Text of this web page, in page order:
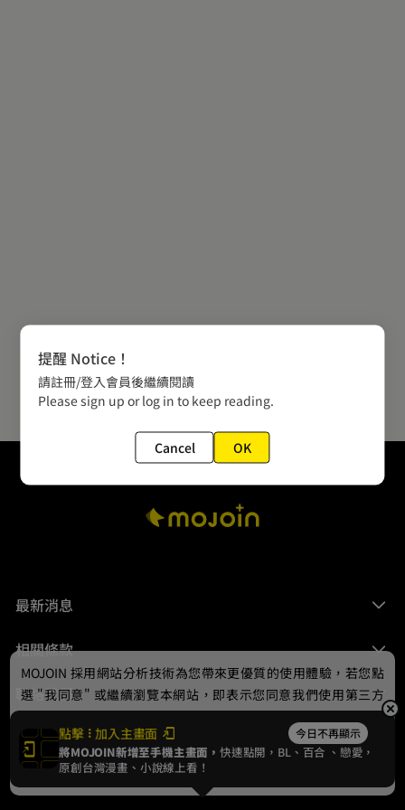
最新消息
相關條款
聯絡我們
© 2024 gamania Digital Entertainment Co., Ltd.
點擊 加入主畫面 今日不再顯示
將MOJOIN新增至手機主畫面，快速點開，BL、 百合 、戀愛，
原創台灣漫畫、小說線上看！
MOJOIN 採用網站分析技術為您帶來更優質的使用體驗，若您點
選 "我同意" 或繼續瀏覽本網站，即表示您同意我們使用第三方
Cookie，欲瞭解更多資訊請見隱私權政策。
我同意
提醒 Notice！
請註冊/登入會員後繼續閱讀
Please sign up or log in to keep reading.
Cancel OK